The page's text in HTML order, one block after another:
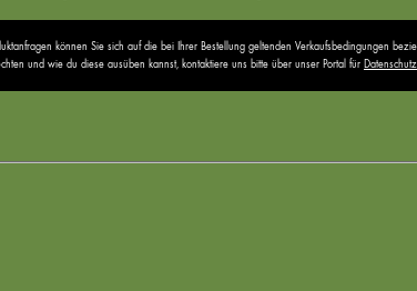
können Sie sich auf die bei Ihrer Bestellung geltenden Verkaufsbedingungen
und wie du diese ausüben kannst, kontaktiere uns bitte über unser Portal für